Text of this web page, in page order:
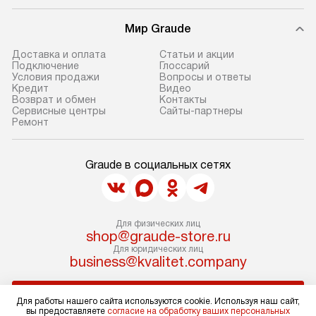
В назначенный день служба
доставки привезет упакованный
прибор до подъезда. Если
требуется переместить прибор
до двери квартиры или до места
установки, это нужно согласовать
дополнительная плата. Учитывайте
габариты прибора: если
он не проходит через дверной
проем, сотрудники транспортной
службы не могут демонтировать
дверцы, ручки или другие
выступающие элементы, чтобы
не лишить гарантийного ремонта.
Перед заказом убедитесь, что
отдельных
и подключение
производится
и сбои в
длительное и
Мир Graude
Доставка и оплата
Подключение
Условия продажи
Кредит
Возврат и обмен
Сервисные центры
Ремонт
Статьи и акции
Глоссарий
Вопросы и ответы
Видео
Контакты
Сайты-партнеры
Graude в социальных сетях
Для физических лиц
shop@graude-store.ru
Для юридических лиц
business@kvalitet.company
Для работы нашего сайта используются cookie. Используя наш сайт,
вы предоставляете согласие на обработку ваших персональных